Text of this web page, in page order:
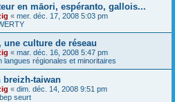
en māori, espéranto, gallois...
« mer. déc. 17, 2008 5:03 pm
une culture de réseau
« mar. déc. 16, 2008 5:47 pm
langues régionales et minoritaires
breizh-taiwan
« dim. déc. 14, 2008 9:51 pm
seurt